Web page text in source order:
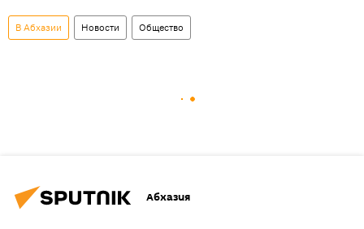
В Абхазии Новости Общество
Абхазия